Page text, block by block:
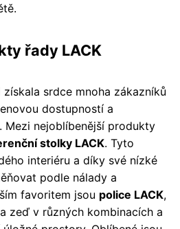
řady LACK
získala srdce mnoha zákazníků
dostupností a
Mezi nejoblíbenější produkty
stolky LACK. Tyto
interiéru a díky své nízké
podle nálady a
favoritem jsou police LACK,
zeď v různých kombinacích a